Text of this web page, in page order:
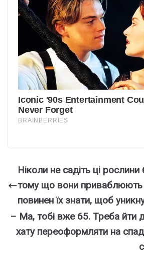
Ніколи не садіть ці рослини
тому що вони приваблюють
повинен їх знати, щоб
– Ма, тобі вже 65. Треба йти
хату переоформляти на